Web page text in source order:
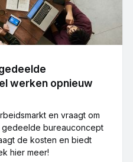
werken opnieuw
en vraagt om
bureauconcept
de kosten en biedt
hier meer!